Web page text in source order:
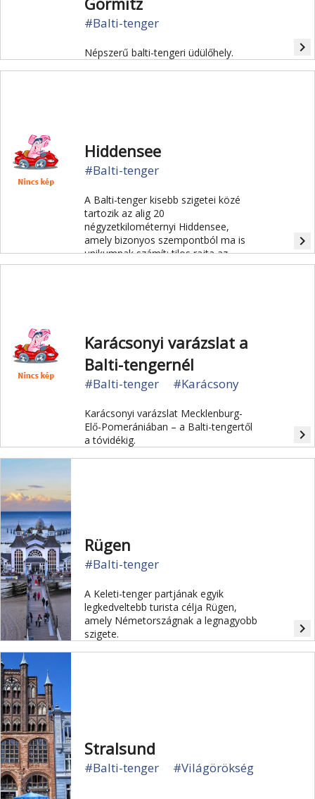
#Balti-tenger
Népszerű balti-tengeri üdülőhely. navigate_next
Hiddensee
#Balti-tenger
A Balti-tenger kisebb szigetei közé
tartozik az alig 20
négyzetkilométernyi Hiddensee,
amely bizonyos szempontból ma is
unikumnak számít: tilos rajta az
autóközlekedés.
navigate_next
Karácsonyi varázslat a
Balti-tengernél
#Balti-tenger #Karácsony
Karácsonyi varázslat Mecklenburg-
Elő-Pomerániában – a Balti-tengertől
a tóvidékig.
navigate_next
Rügen
#Balti-tenger
A Keleti-tenger partjának egyik
legkedveltebb turista célja Rügen,
amely Németországnak a legnagyobb
szigete.
navigate_next
Stralsund
#Balti-tenger #Világörökség